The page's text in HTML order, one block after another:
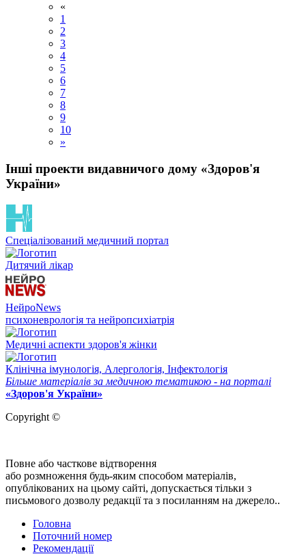
«
1
2
3
4
5
6
7
8
9
10
»
Інші проекти видавничого дому «Здоров'я
України»
Спеціалізований медичний портал
Дитячий лікар
НейроNews
психоневрологія та нейропсихіатрія
Медичні аспекти здоров'я жінки
Клінічна імунологія, Алергологія, Інфектологія
Більше матеріалів за медичною тематикою - на порталі
«Здоров'я України»
Copyright ©
Повне або часткове відтворення
або розмноження будь-яким способом матеріалів,
опублікованих на цьому сайті, допускається тільки з
письмового дозволу редакції та з посиланням на джерело..
Головна
Поточний номер
Рекомендації